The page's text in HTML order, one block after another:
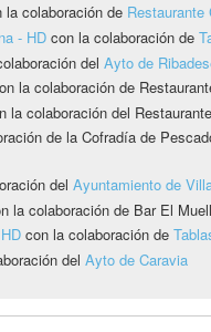
la colaboración de
- HD con la colaboración de
del Ayto de
la colaboración de
la colaboración del
de la Cofradía de
del Ayuntamiento de
la colaboración de Bar El
con la colaboración de
del Ayto de Caravia